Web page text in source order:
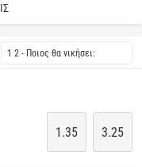
1 2 - Ποιος θα νικήσει:
1.35 3.25